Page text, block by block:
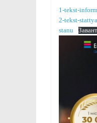
1-tekst-
2-tekst-
stanu